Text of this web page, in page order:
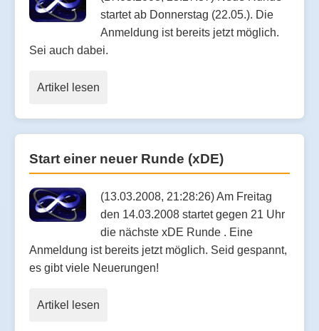
startet ab Donnerstag (22.05.). Die
Anmeldung ist bereits jetzt möglich.
Sei auch dabei.
Artikel lesen
Start einer neuer Runde (xDE)
(13.03.2008, 21:28:26) Am Freitag
den 14.03.2008 startet gegen 21 Uhr
die nächste xDE Runde . Eine
Anmeldung ist bereits jetzt möglich. Seid gespannt,
es gibt viele Neuerungen!
Artikel lesen